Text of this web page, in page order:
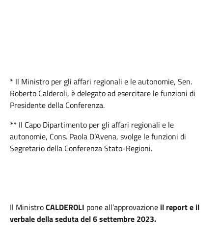
* Il Ministro per gli affari regionali e le autonomie, Sen.
Roberto Calderoli, è delegato ad esercitare le funzioni di
Presidente della Conferenza.
** Il Capo Dipartimento per gli affari regionali e le
autonomie, Cons. Paola D’Avena, svolge le funzioni di
Segretario della Conferenza Stato-Regioni.
Il MinistroCALDEROLI pone all’approvazione il report e il
verbale della seduta del 6 settembre 2023.